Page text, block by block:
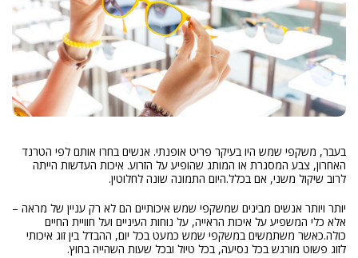
בעבר, משקפי שמש היו בעיקר פריט אופנתי. אנשים בחרו אותם לפי הטרנד
האחרון, צבע המסגרת או המותג שהופיע על הזרוע. איכות העדשות הייתה
לרוב שיקול משני, אם בכלל.היום התמונה שונה לחלוטין.
יותר ויותר אנשים מבינים שמשקפי שמש איכותיים הם לא רק עניין של מראה –
אלא כלי המשפיע על איכות הראייה, על נוחות העיניים ועל חוויית החיים
כולה.כאשר משתמשים במשקפי שמש כמעט בכל יום, ההבדל בין זוג איכותי
לזוג פשוט מורגש בכל נסיעה, בכל טיול ובכל שעות השהייה בחוץ.